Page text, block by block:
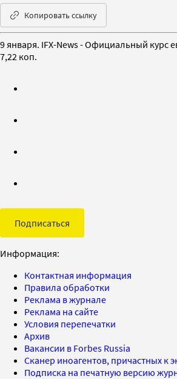
Копировать ссылку
9 января. IFX-News - Официальный курс
7,22 коп.
Подписаться
Информация:
Контактная информация
Правила обработки
Реклама в журнале
Реклама на сайте
Условия перепечатки
Архив
Вакансии в Forbes Russia
Сканер иноагентов, причастных к
Подписка на печатную версию